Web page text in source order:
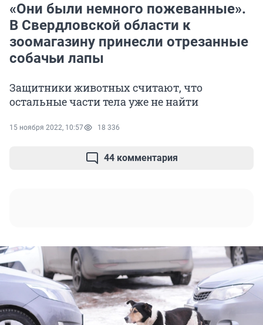
«Они были немного пожеванные».
В Свердловской области к
зоомагазину принесли отрезанные
собачьи лапы
Защитники животных считают, что
остальные части тела уже не найти
15 ноября 2022, 10:57 18 336
44 комментария